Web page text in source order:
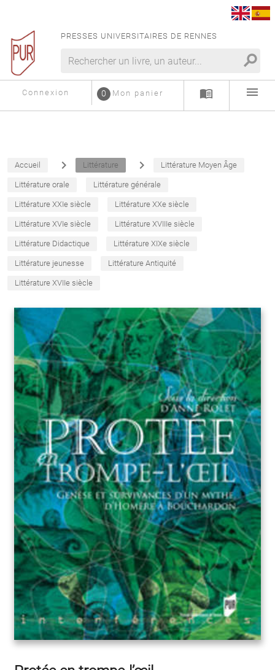
PRESSES UNIVERSITAIRES DE RENNES
search
Connexion Mon panier
0 menu_book menu
Accueil navigate_next Littérature navigate_next Littérature Moyen Âge
Littérature orale Littérature générale
Littérature XXIe siècle Littérature XXe siècle
Littérature XVIe siècle Littérature XVIIIe siècle
Littérature Didactique Littérature XIXe siècle
Littérature jeunesse Littérature Antiquité
Littérature XVIIe siècle